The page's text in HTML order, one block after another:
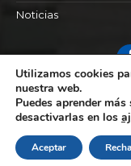
Noticias
Utilizamos cookies
nuestra web.
Puedes aprender
desactivarlas en los
Aceptar